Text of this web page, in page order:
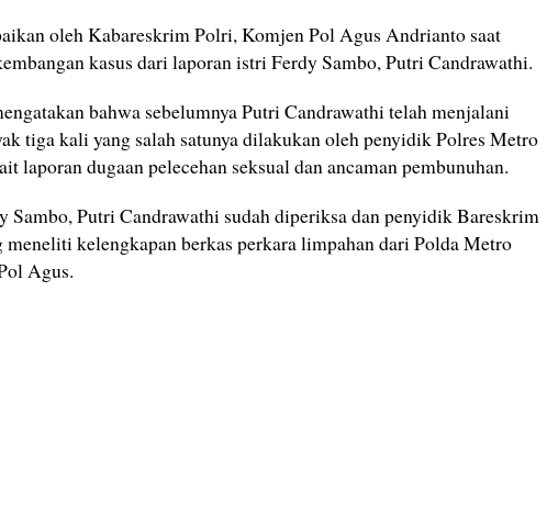
oleh Kabareskrim Polri, Komjen Pol Agus Andrianto saat
kasus dari laporan istri Ferdy Sambo, Putri Candrawathi.
bahwa sebelumnya Putri Candrawathi telah menjalani
tiga kali yang salah satunya dilakukan oleh penyidik Polres Metro
laporan dugaan pelecehan seksual dan ancaman pembunuhan.
Sambo, Putri Candrawathi sudah diperiksa dan penyidik Bareskrim
meneliti kelengkapan berkas perkara limpahan dari Polda Metro
Agus.